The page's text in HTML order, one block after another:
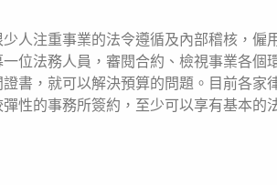
人注重事業的法令遵循及內部稽核，僱
位法務人員，審閱合約、檢視事業各個
書，就可以解決預算的問題。目前各家
性的事務所簽約，至少可以享有基本的